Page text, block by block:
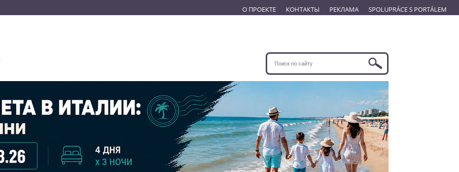
О ПРОЕКТЕ КОНТАКТЫ РЕКЛАМА SPOLUPRÁCE S PORTÁLEM